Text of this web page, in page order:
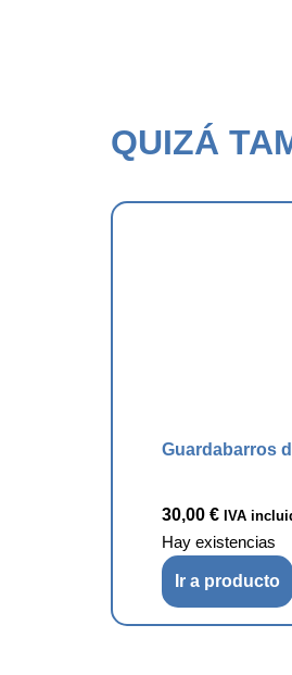
QUIZÁ
Guardabarros
30,00 € IVA
Hay existencias
Ir a producto